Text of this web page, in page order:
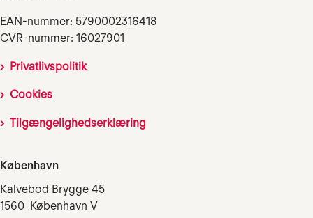
EAN-nummer: 5790002316418
CVR-nummer: 16027901
Privatlivspolitik
Cookies
Tilgængelighedserklæring
København
Kalvebod Brygge 45
1560 København V